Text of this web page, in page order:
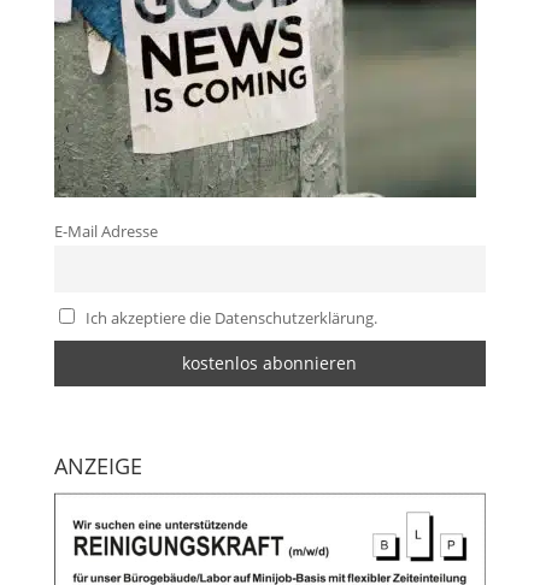
E-Mail Adresse
Ich akzeptiere die Datenschutzerklärung.
ANZEIGE